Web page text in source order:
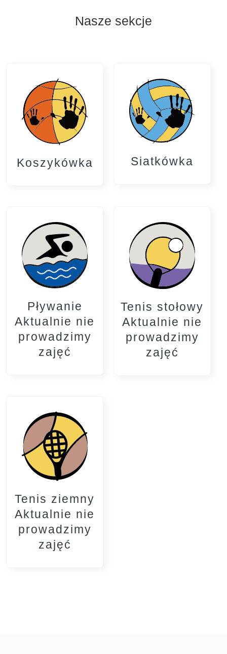
Nasze sekcje
Koszykówka Siatkówka
Pływanie
Aktualnie nie
prowadzimy
zajęć
Tenis stołowy
Aktualnie nie
prowadzimy
zajęć
Tenis ziemny
Aktualnie nie
prowadzimy
zajęć